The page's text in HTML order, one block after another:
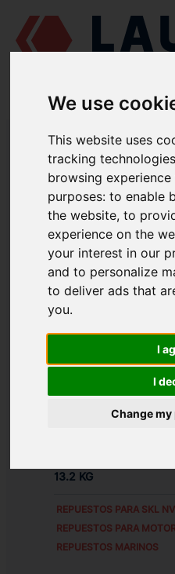
We use
This website uses
tracking
browsing
purposes:to enable
the website,to
experience on the
your interest in our
and to personalize
to deliver ads that
you.
I
I
Change
LAUDAT SUPPLY/ MOTORES
ENGRANAJE 832-03003
LAUDAT SUPPLY
NVD 48 A2U
CATEGORIA DE MECANISMO
ENGRANAJE
NÚMERO DE
REFERENCIAS DE PIEZA
83203003
13.2 KG
REPUESTOS PARA SKL
REPUESTOS PARA
REPUESTOS MARINOS